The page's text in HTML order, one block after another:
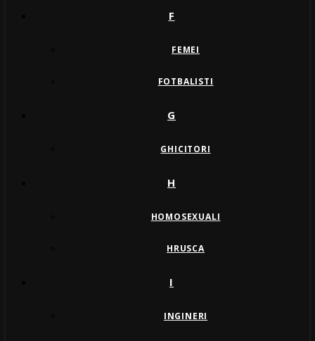
F
FEMEI
FOTBALISTI
G
GHICITORI
H
HOMOSEXUALI
HRUSCA
I
INGINERI